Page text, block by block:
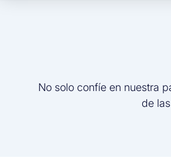
No solo confíe en nuestra
de